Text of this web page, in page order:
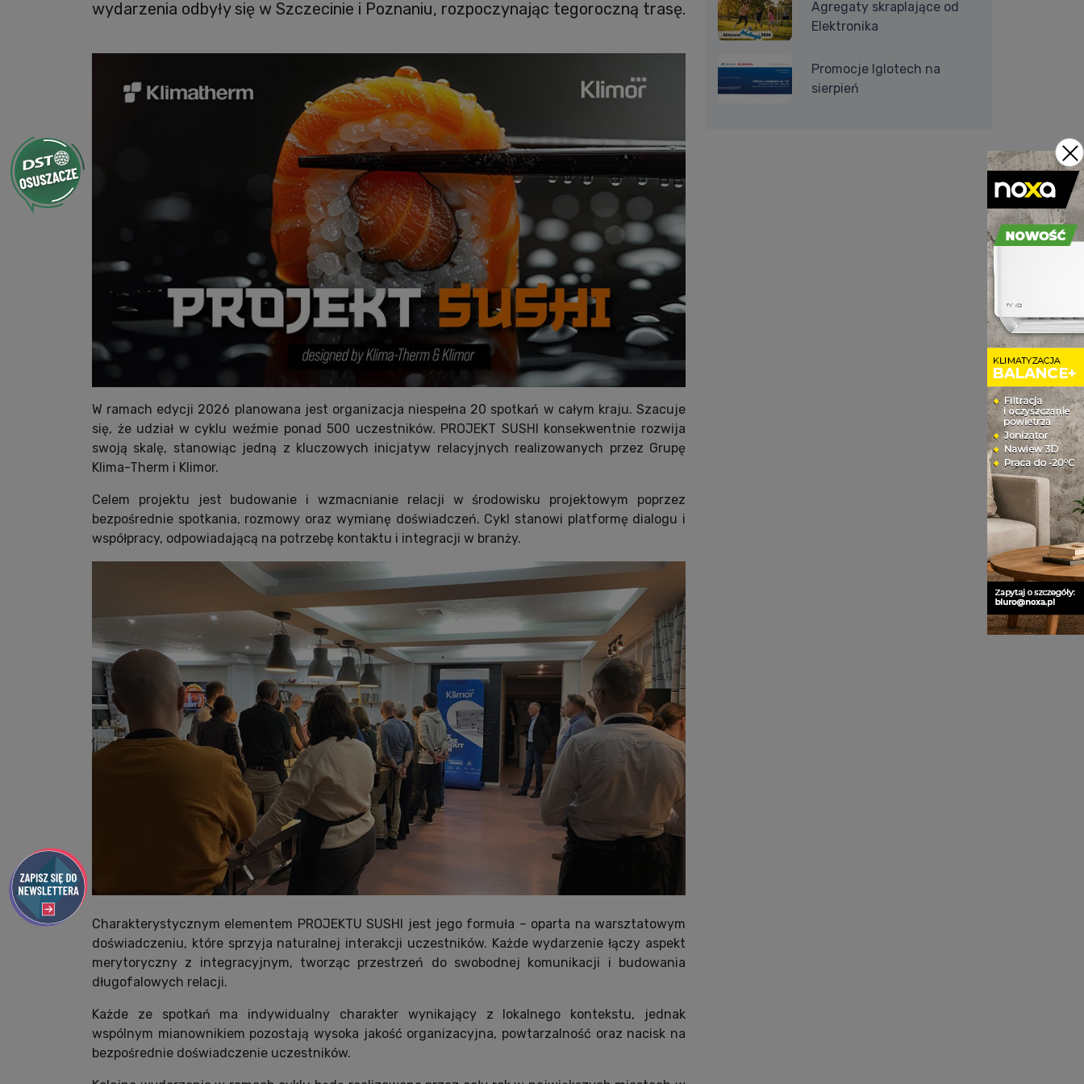
wydarzenia odbyły się w Szczecinie i Poznaniu, rozpoczynając tegoroczną trasę.
W ramach edycji 2026 planowana jest organizacja niespełna 20 spotkań w całym kraju. Szacuje
się, że udział w cyklu weźmie ponad 500 uczestników. PROJEKT SUSHI konsekwentnie rozwija
swoją skalę, stanowiąc jedną z kluczowych inicjatyw relacyjnych realizowanych przez Grupę
Klima-Therm i Klimor.
Celem projektu jest budowanie i wzmacnianie relacji w środowisku projektowym poprzez
bezpośrednie spotkania, rozmowy oraz wymianę doświadczeń. Cykl stanowi platformę dialogu i
współpracy, odpowiadającą na potrzebę kontaktu i integracji w branży.
Charakterystycznym elementem PROJEKTU SUSHI jest jego formuła – oparta na warsztatowym
doświadczeniu, które sprzyja naturalnej interakcji uczestników. Każde wydarzenie łączy aspekt
merytoryczny z integracyjnym, tworząc przestrzeń do swobodnej komunikacji i budowania
długofalowych relacji.
Każde ze spotkań ma indywidualny charakter wynikający z lokalnego kontekstu, jednak
wspólnym mianownikiem pozostają wysoka jakość organizacyjna, powtarzalność oraz nacisk na
bezpośrednie doświadczenie uczestników.
Agregaty skraplające od
Elektronika
Promocje Iglotech na
sierpień